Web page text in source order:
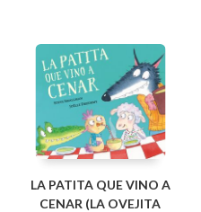
LA PATITA QUE VINO A
CENAR (LA OVEJITA